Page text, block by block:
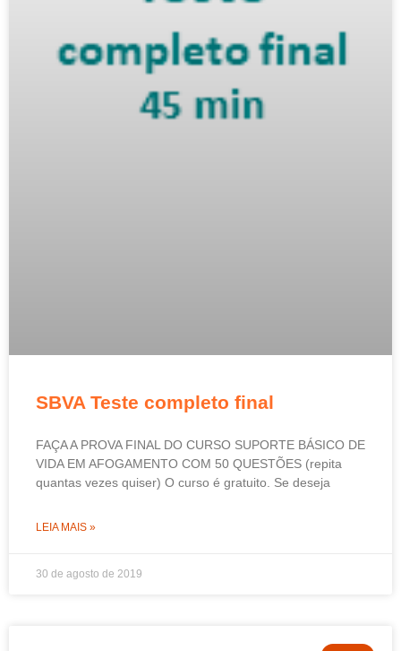
SBVA Teste completo final
FAÇA A PROVA FINAL DO CURSO SUPORTE BÁSICO DE
VIDA EM AFOGAMENTO COM 50 QUESTÕES (repita
quantas vezes quiser) O curso é gratuito. Se deseja
LEIA MAIS »
30 de agosto de 2019